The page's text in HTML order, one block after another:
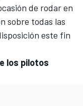
de rodar en
sobre todas las
este fin
los pilotos